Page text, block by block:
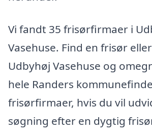
Vi fandt 35 frisørfirmaer i
Vasehuse. Find en frisør
Udbyhøj Vasehuse og
hele Randers
frisørfirmaer, hvis du vil
søgning efter en dygtig